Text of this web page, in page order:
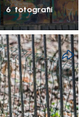
6 fotografií
skrze kterou
Šokující